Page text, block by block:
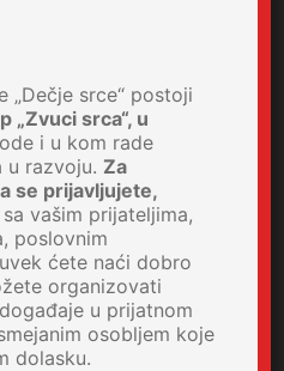
„Dečje srce“ postoji
„Zvuci srca“, u
i u kom rade
u razvoju. Za
se prijavljujete,
sa vašim prijateljima,
poslovnim
ćete naći dobro
organizovati
u prijatnom
osobljem koje
dolasku.